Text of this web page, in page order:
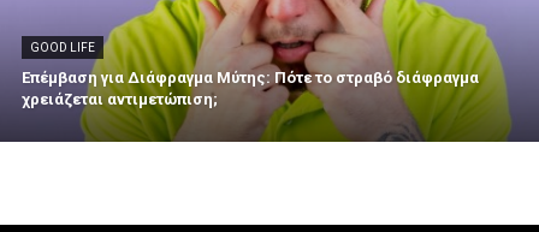
GOOD LIFE
Επέμβαση για Διάφραγμα Μύτης: Πότε το στραβό διάφραγμα
χρειάζεται αντιμετώπιση;